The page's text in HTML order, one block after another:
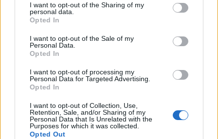
I want to opt-out of the Sharing of my
personal data.
Opted In
I want to opt-out of the Sale of my
Personal Data.
Opted In
I want to opt-out of processing my
Personal Data for Targeted Advertising.
Opted In
I want to opt-out of Collection, Use,
Retention, Sale, and/or Sharing of my
Personal Data that Is Unrelated with the
Purposes for which it was collected.
Opted Out
A legidegesítőbb kifejezések laza
gyűjteménye
Elyna Robbs: Adéle és az örökölt árnyak
13. rész